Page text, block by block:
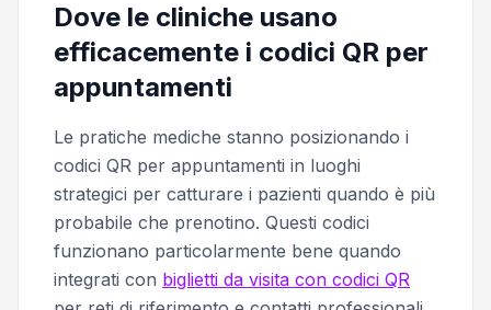
Dove le cliniche usano
efficacemente i codici QR per
appuntamenti
Le pratiche mediche stanno posizionando i
codici QR per appuntamenti in luoghi
strategici per catturare i pazienti quando è più
probabile che prenotino. Questi codici
funzionano particolarmente bene quando
integrati con biglietti da visita con codici QR